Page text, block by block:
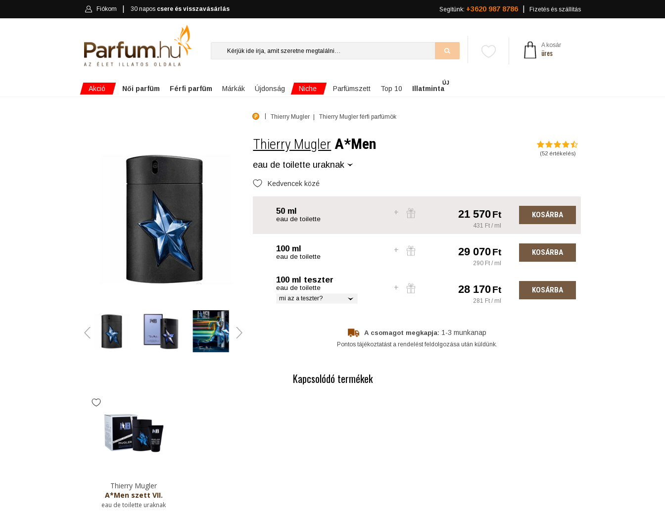
Fiókom 30 napos csere és visszavásárlás Segítünk: +3620 987 8786 Fizetés és szállítás
A kosár
üres
Akció Női parfüm Férfi parfüm Márkák Újdonság Niche Parfümszett Top 10 Illatminta
ÚJ
Thierry Mugler Thierry Mugler férfi parfümök
Thierry Mugler A*Men
eau de toilette uraknak
Kedvencek közé
(52értékelés)
50 ml
eau de toilette 21 570Ft
431 Ft / ml
KOSÁRBA
100 ml
eau de toilette 29 070Ft
290 Ft / ml
KOSÁRBA
100 ml teszter
eau de toilette
mi az a teszter?
28 170Ft
281 Ft / ml
KOSÁRBA
A csomagot megkapja: 1-3 munkanap
Pontos tájékoztatást a rendelést feldolgozása után küldünk.
Kapcsolódó termékek
Thierry Mugler
A*Men szett VII.
eau de toilette uraknak